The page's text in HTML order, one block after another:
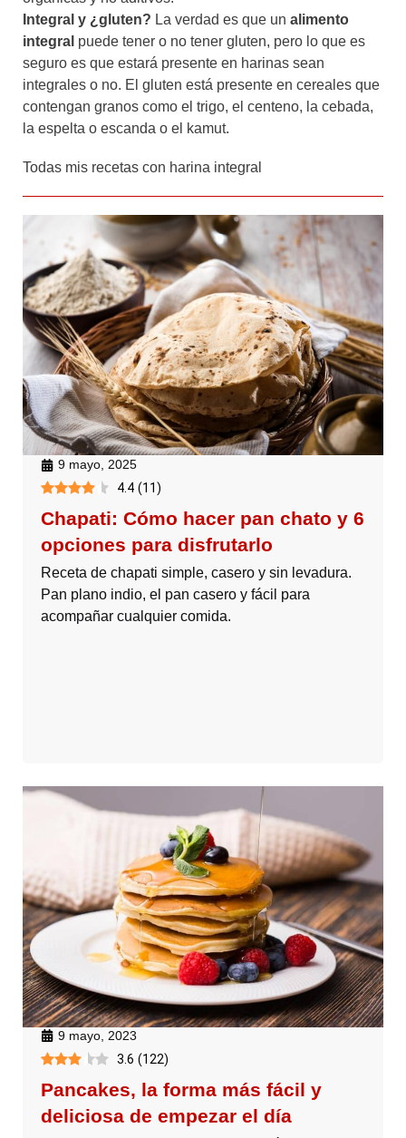
Integral y ¿gluten? La verdad es que un alimento
integral puede tener o no tener gluten, pero lo que es
seguro es que estará presente en harinas sean
integrales o no. El gluten está presente en cereales que
contengan granos como el trigo, el centeno, la cebada,
la espelta o escanda o el kamut.
Todas mis recetas con harina integral
9 mayo, 2025
4.4 (11)
Chapati: Cómo hacer pan chato y 6
opciones para disfrutarlo
Receta de chapati simple, casero y sin levadura.
Pan plano indio, el pan casero y fácil para
acompañar cualquier comida.
9 mayo, 2023
3.6 (122)
Pancakes, la forma más fácil y
deliciosa de empezar el día